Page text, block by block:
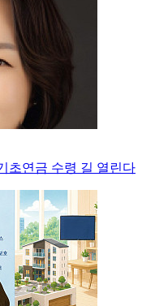
초연금 수령 길 열린다